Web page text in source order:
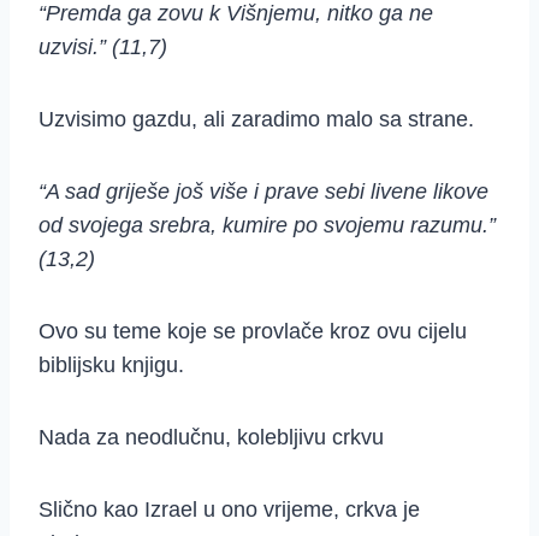
“Premda ga zovu k Višnjemu, nitko ga ne
uzvisi.” (11,7)
Uzvisimo gazdu, ali zaradimo malo sa strane.
“A sad griješe još više i prave sebi livene likove
od svojega srebra, kumire po svojemu razumu.”
(13,2)
Ovo su teme koje se provlače kroz ovu cijelu
biblijsku knjigu.
Nada za neodlučnu, kolebljivu crkvu
Slično kao Izrael u ono vrijeme, crkva je